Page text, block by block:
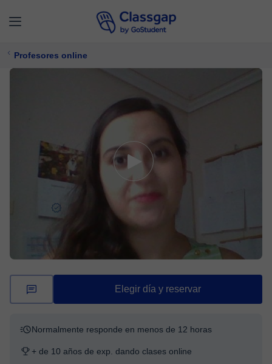
Profesores online
Elegir día y reservar
Normalmente responde en menos de 12 horas
+ de 10 años de exp. dando clases online